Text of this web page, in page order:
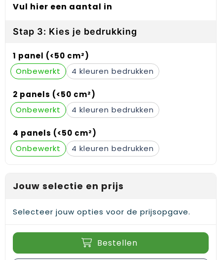
Gehoorbescherming
Schoenentassen
Schoudertassen
Sporttassen
Strandtassen
Toilettassen
Waterbestendige tassen
Medailles en prijzen
Nekwarmers
Hoofdbanden
Caps, hoeden en mutsen
Yoga en sportmatten
Vul hier een aantal in
Stap 3: Kies je bedrukking
1 panel (<50 cm²)
Onbewerkt
4
2 panels (<50 cm²)
Onbewerkt
4
4 panels (<50 cm²)
Onbewerkt
4
Jouw selectie en prijs
Selecteer jouw opties voor de prijsopgave.
Bestellen